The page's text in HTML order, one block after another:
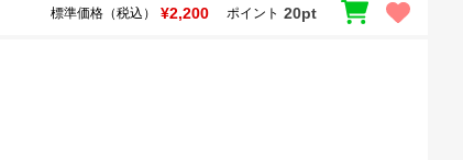
標準価格（税込） ¥2,200 ポイント 20pt